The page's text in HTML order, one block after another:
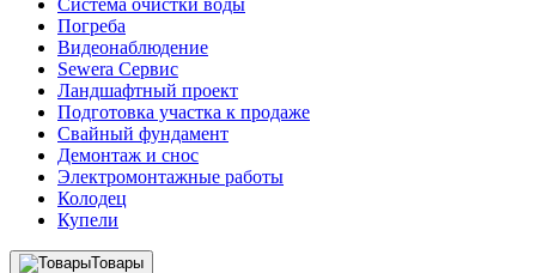
Система очистки воды
Погреба
Видеонаблюдение
Sewera Сервис
Ландшафтный проект
Подготовка участка к продаже
Свайный фундамент
Демонтаж и снос
Электромонтажные работы
Колодец
Купели
Товары